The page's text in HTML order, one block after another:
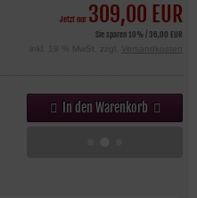
Jetzt nur 309,00 EUR
Sie sparen 10% / 36,00 EUR
inkl. 19 % MwSt. zzgl.
Versandkosten
In den Warenkorb